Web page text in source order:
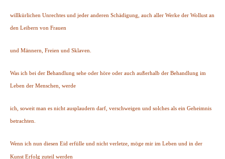
willkürlichen Unrechtes und jeder anderen Schädigung, auch aller Werke der Wollust an
den Leibern von Frauen
und Männern, Freien und Sklaven.
Was ich bei der Behandlung sehe oder höre oder auch außerhalb der Behandlung im
Leben der Menschen, werde
ich, soweit man es nicht ausplaudern darf, verschweigen und solches als ein Geheimnis
betrachten.
Wenn ich nun diesen Eid erfülle und nicht verletze, möge mir im Leben und in der
Kunst Erfolg zuteil werden